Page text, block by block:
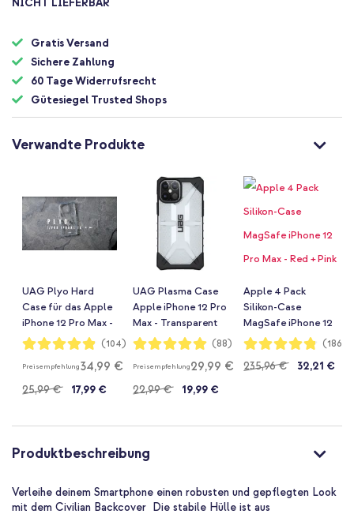
Gratis Versand
Sichere Zahlung
60 Tage Widerrufsrecht
Gütesiegel Trusted Shops
Verwandte Produkte
UAG Plyo Hard
Case für das Apple
iPhone 12 Pro Max -
Ash
Bewertung:
97%
(104)
Preisempfehlung34,99 €
25,99 € 17,99 €
UAG Plasma Case
Apple iPhone 12 Pro
Max - Transparent
Bewertung:
99%
(88)
Preisempfehlung29,99 €
22,99 € 19,99 €
Apple 4 Pack
Silikon-Case
MagSafe iPhone 12
Pro Max - Red + Pink
+ Black
Bewertung:
96%
(1862)
Regulärer
235,96 € 32,21 €
Produktbeschreibung
Verleihe deinem Smartphone einen robusten und gepflegten Look
mit dem Civilian Backcover Die stabile Hülle ist aus